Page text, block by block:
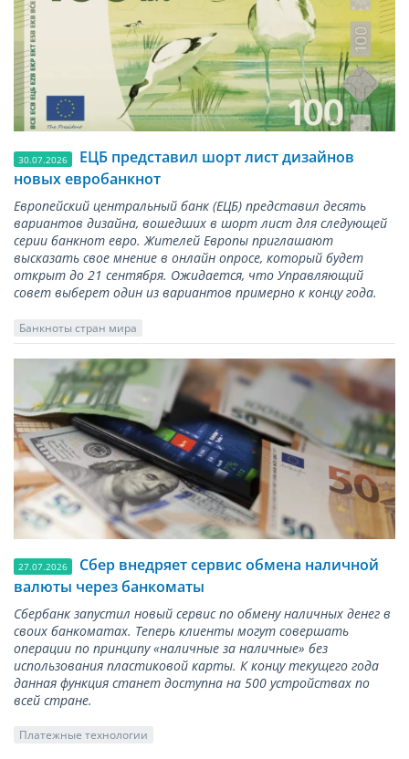
30.07.2026
ЕЦБ представил шорт лист дизайнов
новых евробанкнот
Европейский центральный банк (ЕЦБ) представил десять
вариантов дизайна, вошедших в шорт лист для следующей
серии банкнот евро. Жителей Европы приглашают
высказать свое мнение в онлайн опросе, который будет
открыт до 21 сентября. Ожидается, что Управляющий
совет выберет один из вариантов примерно к концу года.
Банкноты стран мира
27.07.2026
Сбер внедряет сервис обмена наличной
валюты через банкоматы
Сбербанк запустил новый сервис по обмену наличных денег в
своих банкоматах. Теперь клиенты могут совершать
операции по принципу «наличные за наличные» без
использования пластиковой карты. К концу текущего года
данная функция станет доступна на 500 устройствах по
всей стране.
Платежные технологии